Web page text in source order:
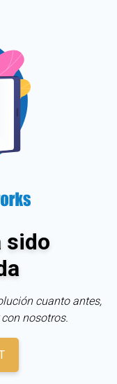
sido
cuanto antes,
nosotros.